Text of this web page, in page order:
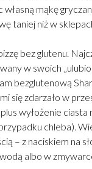
mąkę
taniej niż w
bez glutenu.
w swoich
bezglutenową
się zdarzało w
wyłożenie ciasta
chleba).
– z naciskiem na
albo w